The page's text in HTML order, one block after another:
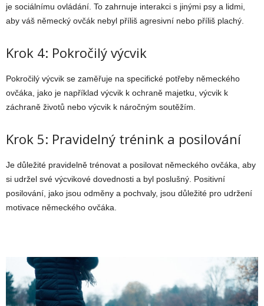
je sociálnímu ovládání. To zahrnuje interakci s jinými psy a lidmi,
aby váš německý ovčák nebyl příliš agresivní nebo příliš plachý.
Krok 4: Pokročilý výcvik
Pokročilý výcvik se zaměřuje na specifické potřeby německého
ovčáka, jako je například výcvik k ochraně majetku, výcvik k
záchraně životů nebo výcvik k náročným soutěžím.
Krok 5: Pravidelný trénink a posilování
Je důležité pravidelně trénovat a posilovat německého ovčáka, aby
si udržel své výcvikové dovednosti a byl poslušný. Positivní
posilování, jako jsou odměny a pochvaly, jsou důležité pro udržení
motivace německého ovčáka.